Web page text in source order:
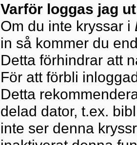
Varför loggas jag
Om du inte kryssar i
in så kommer du
Detta förhindrar att
För att förbli
Detta
delad dator, t.ex.
inte ser denna